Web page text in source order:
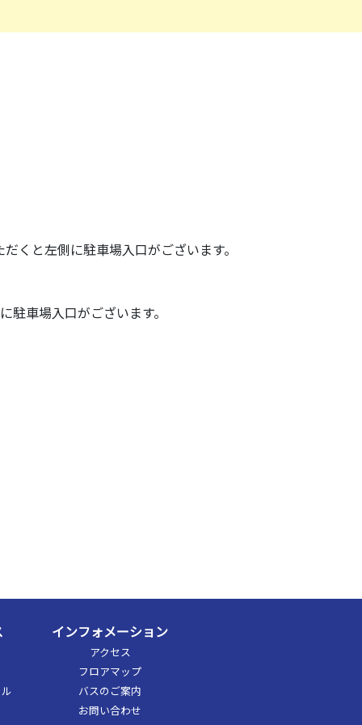
と左側に駐車場入口がございます。
車場入口がございます。
インフォメーション
アクセス
フロアマップ
バスのご案内
お問い合わせ